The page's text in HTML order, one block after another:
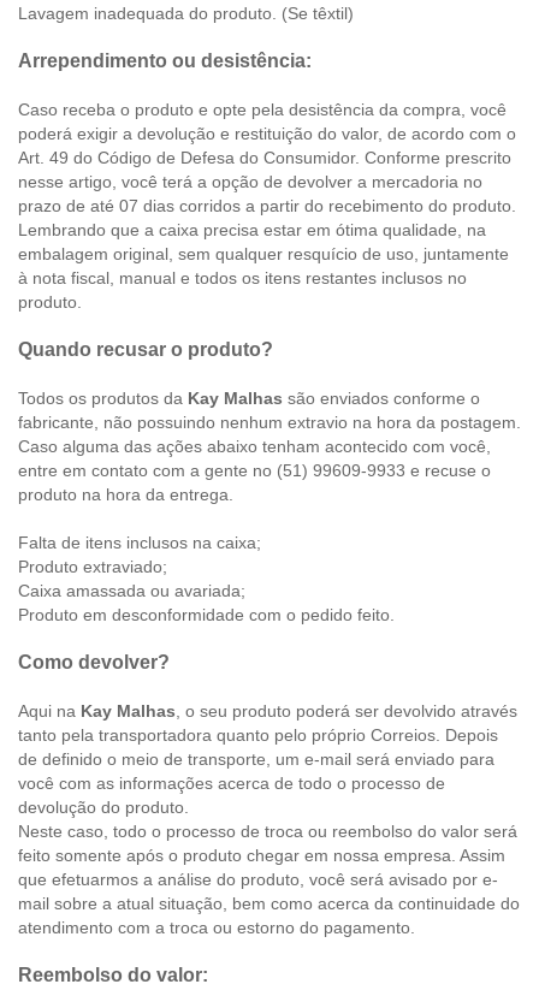
Lavagem inadequada do produto. (Se têxtil)
Arrependimento ou desistência:
Caso receba o produto e opte pela desistência da compra, você
poderá exigir a devolução e restituição do valor, de acordo com o
Art. 49 do Código de Defesa do Consumidor. Conforme prescrito
nesse artigo, você terá a opção de devolver a mercadoria no
prazo de até 07 dias corridos a partir do recebimento do produto.
Lembrando que a caixa precisa estar em ótima qualidade, na
embalagem original, sem qualquer resquício de uso, juntamente
à nota fiscal, manual e todos os itens restantes inclusos no
produto.
Quando recusar o produto?
Todos os produtos da Kay Malhas são enviados conforme o
fabricante, não possuindo nenhum extravio na hora da postagem.
Caso alguma das ações abaixo tenham acontecido com você,
entre em contato com a gente no (51) 99609-9933 e recuse o
produto na hora da entrega.
Falta de itens inclusos na caixa;
Produto extraviado;
Caixa amassada ou avariada;
Produto em desconformidade com o pedido feito.
Como devolver?
Aqui na Kay Malhas , o seu produto poderá ser devolvido através
tanto pela transportadora quanto pelo próprio Correios. Depois
de definido o meio de transporte, um e-mail será enviado para
você com as informações acerca de todo o processo de
devolução do produto.
Neste caso, todo o processo de troca ou reembolso do valor será
feito somente após o produto chegar em nossa empresa. Assim
que efetuarmos a análise do produto, você será avisado por e-
mail sobre a atual situação, bem como acerca da continuidade do
atendimento com a troca ou estorno do pagamento.
Reembolso do valor: